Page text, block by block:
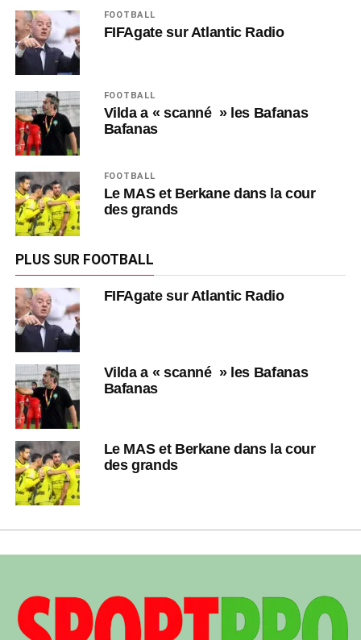
FOOTBALL
FIFAgate sur Atlantic Radio
FOOTBALL
Vilda a « scanné » les Bafanas
Bafanas
FOOTBALL
Le MAS et Berkane dans la cour
des grands
PLUS SUR FOOTBALL
FIFAgate sur Atlantic Radio
Vilda a « scanné » les Bafanas
Bafanas
Le MAS et Berkane dans la cour
des grands